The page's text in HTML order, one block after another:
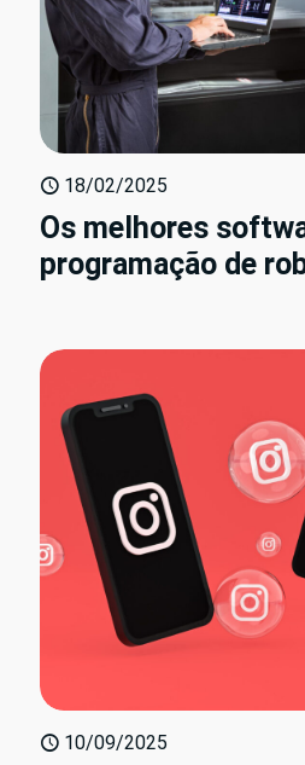
18/02/2025
Os melhores
programação de
10/09/2025